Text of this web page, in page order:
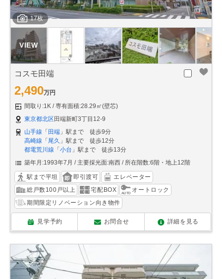
17枚
コスモ田端
2,490万円
間取り:1K
専有面積:28.29㎡(壁芯)
東京都北区田端新町3丁目12-9
山手線 「田端 」駅まで 徒歩9分
高崎線 「尾久 」駅まで 徒歩12分
都電荒川線 「小台 」駅まで 徒歩13分
築年月:1993年7月
主要採光面:南西 所在階数:6階・地上12階
駅まで平坦 即引渡可
エレベーター
総戸数100戸以上
宅配BOX
オートロック
期間限定リノベーション向き物件
見学予約 お問合せ 詳細を見る